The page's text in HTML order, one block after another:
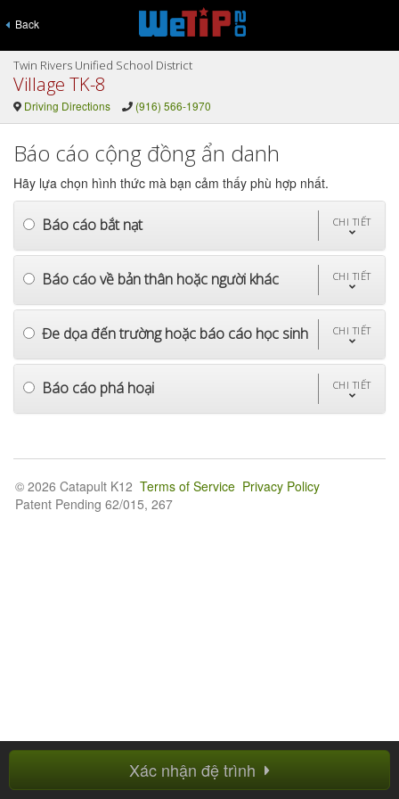
Back
Twin Rivers Unified School District
Village TK-8
Driving Directions (916) 566-1970
Báo cáo cộng đồng ẩn danh
Hãy lựa chọn hình thức mà bạn cảm thấy phù hợp nhất.
Báo cáo bắt nạt CHI TIẾT
Báo cáo về bản thân hoặc người khác CHI TIẾT
Đe dọa đến trường hoặc báo cáo học sinh CHI TIẾT
Báo cáo phá hoại CHI TIẾT
Xác nhận đệ trình
© 2026 Catapult K12 Terms of Service Privacy Policy
Patent Pending 62/015, 267